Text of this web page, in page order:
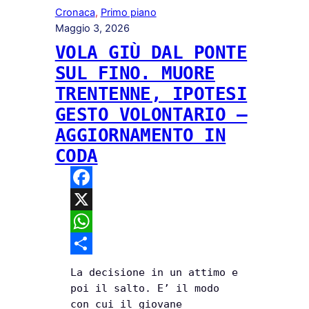
Cronaca, Primo piano
Maggio 3, 2026
VOLA GIÙ DAL PONTE
SUL FINO. MUORE
TRENTENNE, IPOTESI
GESTO VOLONTARIO –
AGGIORNAMENTO IN
CODA
F
a
c
e
b
X
W
h
a
C
o
La decisione in un attimo e
poi il salto. E’ il modo
con cui il giovane